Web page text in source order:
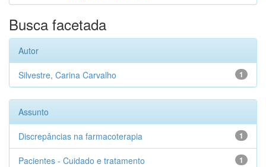
Busca facetada
Autor
1
Silvestre, Carina Carvalho
Assunto
1
Discrepâncias na farmacoterapia
1
Pacientes - Cuidado e tratamento